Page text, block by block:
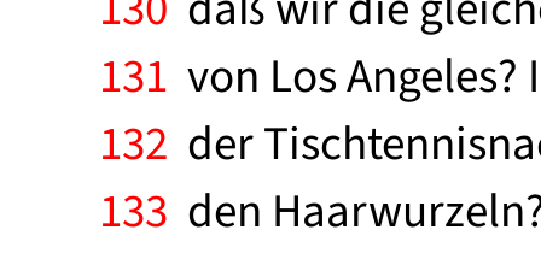
131 von Los
132 der
133 den